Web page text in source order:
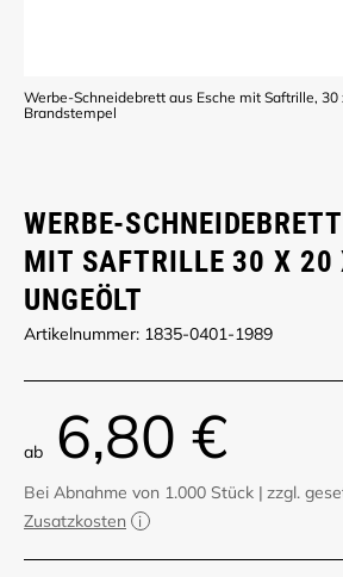
Werbe-Schneidebrett aus Esche mit Saftrille,
Brandstempel
WERBE-
MIT SAFTRILLE 30 X 20
UNGEÖLT
Artikelnummer: 1835-0401-1989
ab 6,80 €
Bei Abnahme von 1.000 Stück | zzgl.
Zusatzkosten